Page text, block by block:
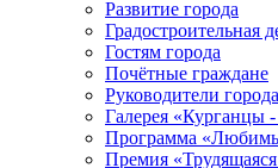
Развитие города
Градостроительная
Гостям города
Почётные граждане
Руководители города
Галерея «Курганцы -
Программа
Премия